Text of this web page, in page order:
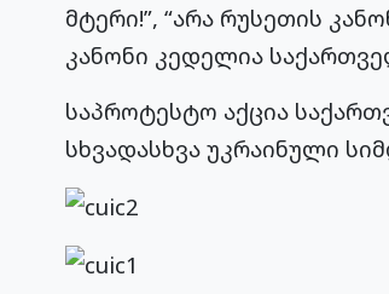
მტერი!”, “არა რუსეთის
კანონი კედელია
საპროტესტო აქცია
სხვადასხვა უკრაინული